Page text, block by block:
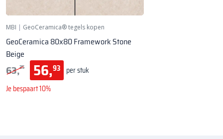
MBI | GeoCeramica® tegels kopen
GeoCeramica 80x80 Framework Stone
Beige
63,25 56,93 per stuk
Je bespaart 10%